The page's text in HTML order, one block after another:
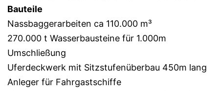
Bauteile
Nassbaggerarbeiten ca 110.000 m³
270.000 t Wasserbausteine für 1.000m
Umschließung
Uferdeckwerk mit Sitzstufenüberbau 450m lang
Anleger für Fahrgastschiffe